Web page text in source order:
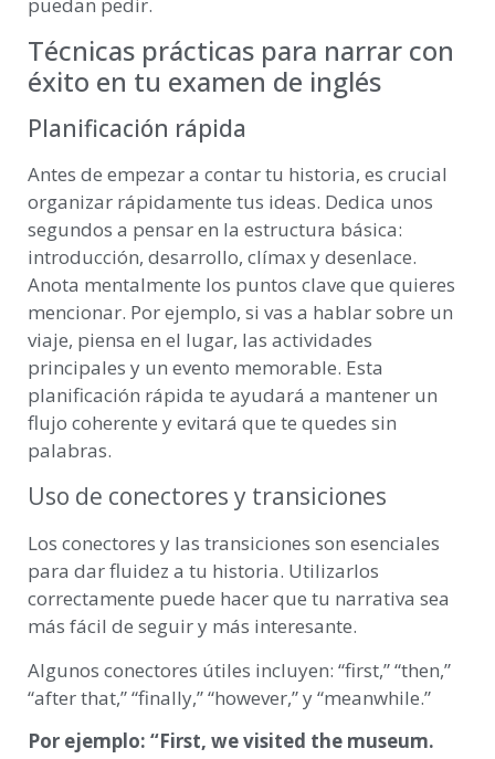
puedan pedir.
Técnicas prácticas para narrar con
éxito en tu examen de inglés
Planificación rápida
Antes de empezar a contar tu historia, es crucial
organizar rápidamente tus ideas. Dedica unos
segundos a pensar en la estructura básica:
introducción, desarrollo, clímax y desenlace.
Anota mentalmente los puntos clave que quieres
mencionar. Por ejemplo, si vas a hablar sobre un
viaje, piensa en el lugar, las actividades
principales y un evento memorable. Esta
planificación rápida te ayudará a mantener un
flujo coherente y evitará que te quedes sin
palabras.
Uso de conectores y transiciones
Los conectores y las transiciones son esenciales
para dar fluidez a tu historia. Utilizarlos
correctamente puede hacer que tu narrativa sea
más fácil de seguir y más interesante.
Algunos conectores útiles incluyen: “first,” “then,”
“after that,” “finally,” “however,” y “meanwhile.”
Por ejemplo: “First, we visited the museum.